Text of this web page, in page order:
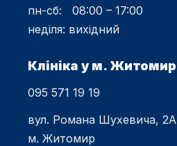
пн-сб: 08:00 – 17:00
неділя: вихідний
Клініка у м. Житомир
095 571 19 19
вул. Романа Шухевича, 2А
м. Житомир